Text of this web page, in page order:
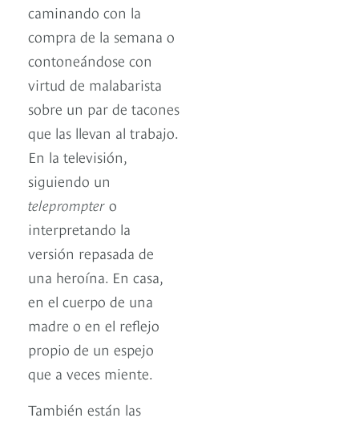
caminando con la
compra de la semana o
contoneándose con
virtud de malabarista
sobre un par de tacones
que las llevan al trabajo.
En la televisión,
siguiendo un
teleprompter o
interpretando la
versión repasada de
una heroína. En casa,
en el cuerpo de una
madre o en el reflejo
propio de un espejo
que a veces miente.
También están las